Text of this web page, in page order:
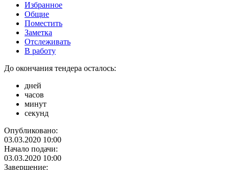
Избранное
Общие
Поместить
Заметка
Отслеживать
В работу
До окончания тендера осталось:
дней
часов
минут
секунд
Опубликовано:
03.03.2020 10:00
Начало подачи:
03.03.2020 10:00
Завершение: